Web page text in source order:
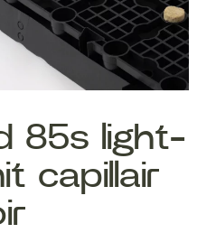
85s light-
capillair